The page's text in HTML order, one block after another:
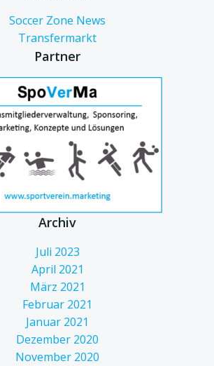
Soccer Zone News
Transfermarkt
Partner
Archiv
Juli 2023
April 2021
März 2021
Februar 2021
Januar 2021
Dezember 2020
November 2020